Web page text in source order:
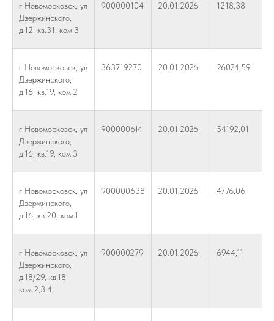
г Новомосковск, ул
Дзержинского,
д.12, кв.31, ком.3
900000104 20.01.2026 1218,38
г Новомосковск, ул
Дзержинского,
д.16, кв.19, ком.2
363719270 20.01.2026 26024,59
г Новомосковск, ул
Дзержинского,
д.16, кв.19, ком.3
900000614 20.01.2026 54192,01
г Новомосковск, ул
Дзержинского,
д.16, кв.20, ком.1
900000638 20.01.2026 4776,06
г Новомосковск, ул
Дзержинского,
д.18/29, кв.18,
ком.2,3,4
900000279 20.01.2026 6944,11